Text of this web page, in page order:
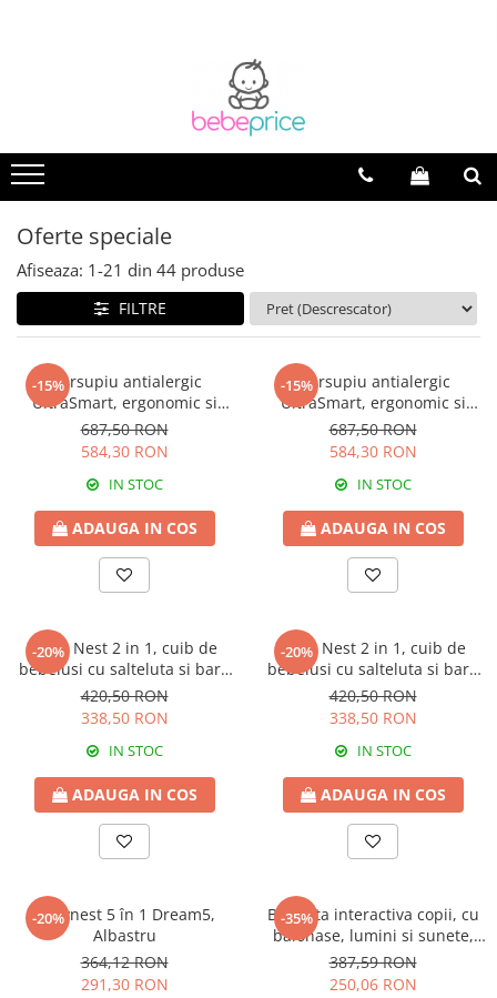
Oferte speciale
Afiseaza: 1-21 din 44 produse
FILTRE
-15%Marsupiu antialergic
UltraSmart, ergonomic si
reglabil, Rose Dust
687,50 RON
584,30 RON
IN STOC
ADAUGA IN COS
-15%Marsupiu antialergic
UltraSmart, ergonomic si
reglabil, Ice Blue
687,50 RON
584,30 RON
IN STOC
ADAUGA IN COS
-20%
Baby Nest 2 in 1, cuib de
bebelusi cu salteluta si bara
de jucarii detasabila,
Turquoise
420,50 RON
338,50 RON
IN STOC
ADAUGA IN COS
-20%
Baby Nest 2 in 1, cuib de
bebelusi cu salteluta si bara
de jucarii detasabila, Grey
420,50 RON
338,50 RON
IN STOC
ADAUGA IN COS
-20%
Babynest 5 în 1 Dream5,
Albastru
364,12 RON
291,30 RON
-35%
Bicicleta interactiva copii, cu
balonase, lumini si sunete,
Pink
387,59 RON
250,06 RON